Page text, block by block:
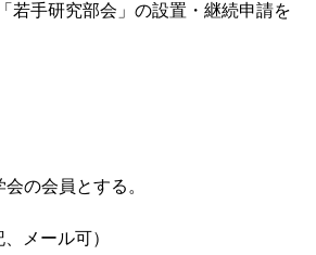
若手研究部会」の設置・継続申請を
の会員とする。
メール可）